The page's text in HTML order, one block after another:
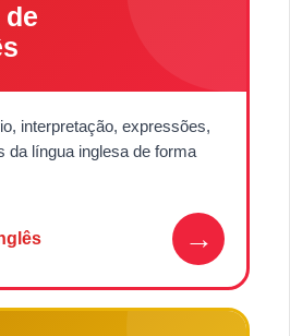
de
interpretação, expressões,
da língua inglesa de forma
→